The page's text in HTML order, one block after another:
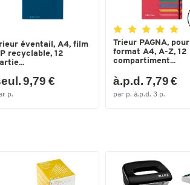
éventail, A4, film
recyclable, 12
9,79 €
p.
Trieur PAGNA, pour
format A4, A-Z, 12
compartiment...
à.p.d. 7,79 €
par p. à.p.d. 3 p.